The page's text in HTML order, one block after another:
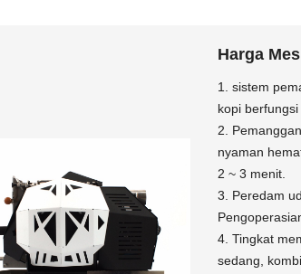
Harga
1. sistem
kopi berfungsi
2.
nyaman
2 ~ 3 menit.
3. Peredam
4. Tingkat
sedang,